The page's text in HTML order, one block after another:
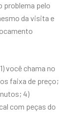
problema pelo
da visita e
você chama no
faixa de preço;
4)
com peças do